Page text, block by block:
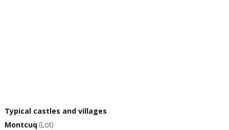
Typical castles and villages
Montcuq(Lot)